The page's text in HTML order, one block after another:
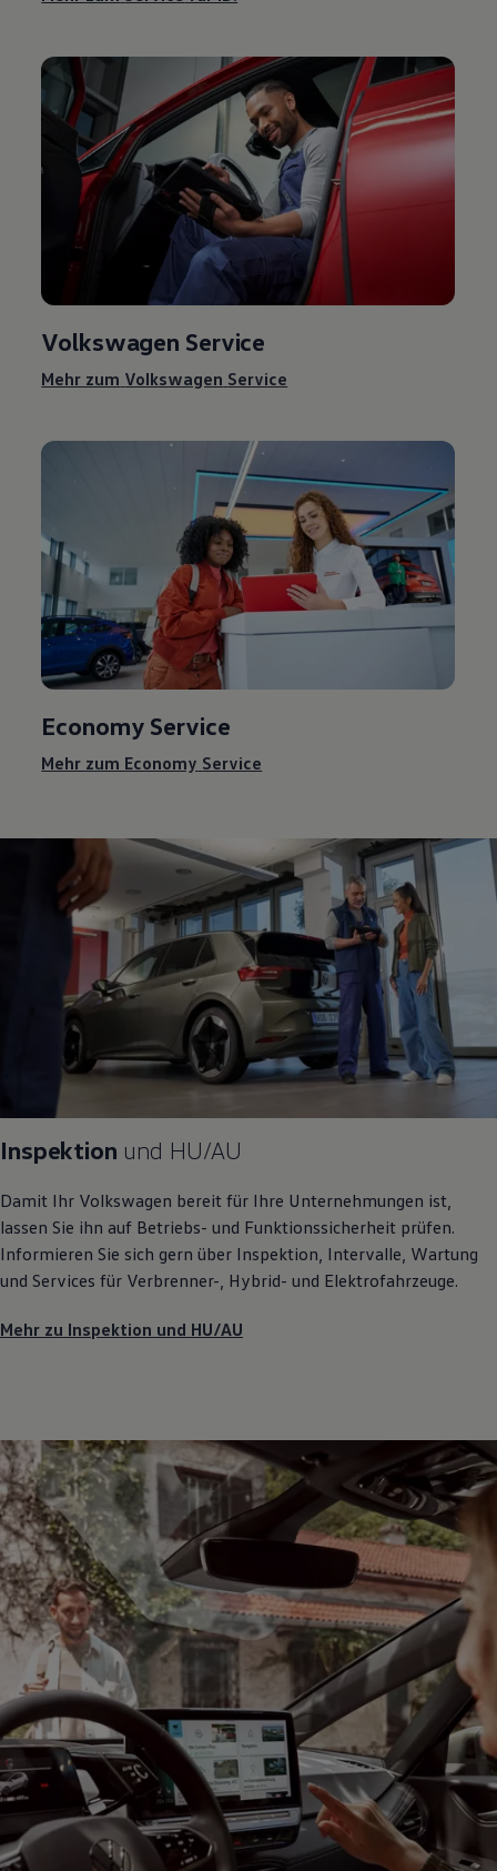
Volkswagen Service
Mehr zum Volkswagen Service
Economy Service
Mehr zum Economy Service
Inspektion und HU/AU
Damit Ihr Volkswagen bereit für Ihre Unternehmungen ist,
lassen Sie ihn auf Betriebs- und Funktionssicherheit prüfen.
Informieren Sie sich gern über Inspektion, Intervalle, Wartung
und Services für Verbrenner-, Hybrid- und Elektrofahrzeuge.
Mehr zu Inspektion und HU/AU